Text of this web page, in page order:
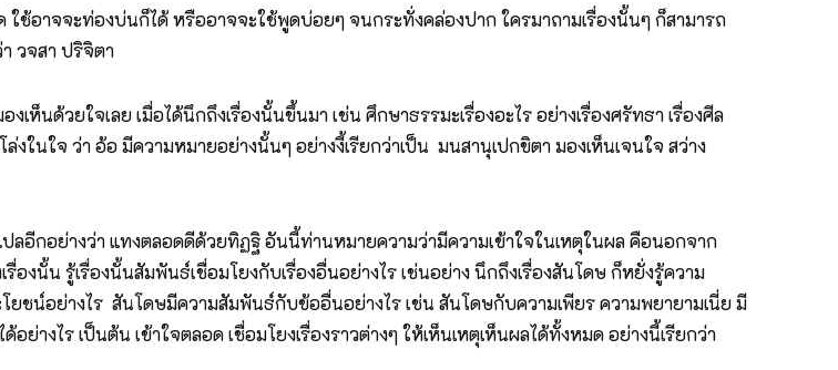
าจจะท่องบ่นก็ได้ หรืออาจจะใช้พูดบ่อยๆ จนกระทั่งคล่องปาก ใครมาถามเรื่องนั้นๆ ก็สามารถ
วจสา ปริจิตา
วยใจเลย เมื่อได้นึกถึงเรื่องนั้นขึ้นมา เช่น ศึกษาธรรมะเรื่องอะไร อย่างเรื่องศรัทธา เรื่องศีล
ในใจ ว่า อ้อ มีความหมายอย่างนั้นๆ อย่างงี้เรียกว่าเป็น มนสานุเปกขิตา มองเห็นเจนใจ สว่าง
ย่างว่า แทงตลอดดีด้วยทิฏฐิ อันนี้ท่านหมายความว่ามีความเข้าใจในเหตุในผล คือนอกจาก
องนั้น รู้เรื่องนั้นสัมพันธ์เชื่อมโยงกับเรื่องอื่นอย่างไร เช่นอย่าง นึกถึงเรื่องสันโดษ ก็หยั่งรู้ความ
ชน์อย่างไร สันโดษมีความสัมพันธ์กับข้ออื่นอย่างไร เช่น สันโดษกับความเพียร ความพยายามเนี่ย มี
างไร เป็นต้น เข้าใจตลอด เชื่อมโยงเรื่องราวต่างๆ ให้เห็นเหตุเห็นผลได้ทั้งหมด อย่างนี้เรียกว่า